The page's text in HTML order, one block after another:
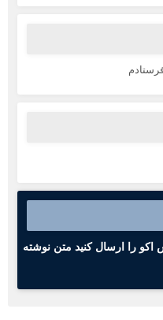
ارسال کنید متن نوشته